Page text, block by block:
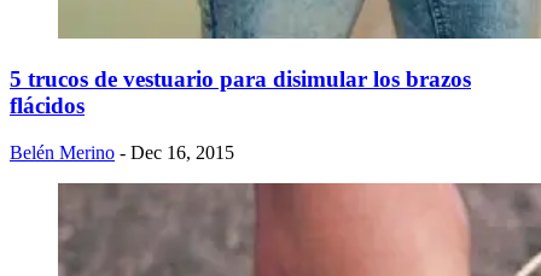
5 trucos de vestuario para disimular los brazos
flácidos
Belén Merino - Dec 16, 2015